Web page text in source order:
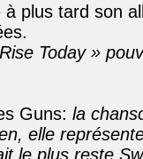
plus tard son
Today »
Guns: la
elle
le plus reste